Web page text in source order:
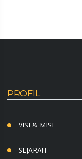
PROFIL
VISI & MISI
SEJARAH